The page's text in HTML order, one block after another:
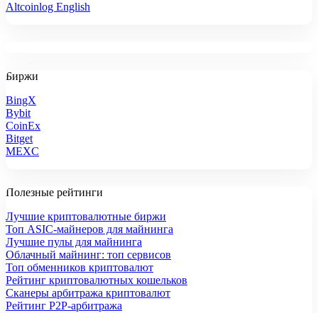
Altcoinlog English
Биржи
BingX
Bybit
CoinEx
Bitget
MEXC
Полезные рейтинги
Лучшие криптовалютные биржи
Топ ASIC-майнеров для майнинга
Лучшие пулы для майнинга
Облачный майнинг: топ сервисов
Топ обменников криптовалют
Рейтинг криптовалютных кошельков
Сканеры арбитража криптовалют
Рейтинг P2P-арбитража